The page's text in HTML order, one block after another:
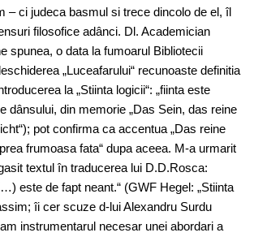
– ci judeca basmul si trece dincolo de el, îl
filosofice adânci. Dl. Academician
spunea, o data la fumoarul Bibliotecii
„Luceafarului“ recunoaste definitia
la „Stiinta logicii“: „fiinta este
dânsului, din memorie „Das Sein, das reine
pot confirma ca accentua „Das reine
frumoasa fata“ dupa aceea. M-a urmarit
textul în traducerea lui D.D.Rosca:
este de fapt neant.“ (GWF Hegel: „Stiinta
îi cer scuze d-lui Alexandru Surdu
instrumentarul necesar unei abordari a